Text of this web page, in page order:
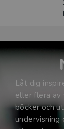
Låt dig
eller flera av
böcker och
undervisning